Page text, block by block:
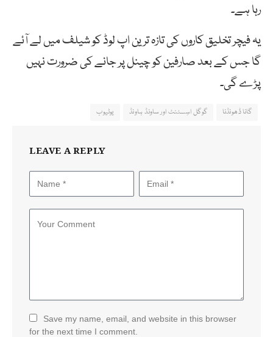
رہا ہے۔
یہ فیچر تخلیق کاروں کی تازہ ترین اپ لوڈ کو شیلف میں لے آئے
گا جس کے بعد صارفین کو چینل پر جانے کی ضرورت نہیں
پڑے گی۔
گانا ڈھونڈنا گوگل اسِسٹنٹ اور ساونڈ ہاونڈ یوٹیوب
LEAVE A REPLY
Save my name, email, and website in this browser
for the next time I comment.